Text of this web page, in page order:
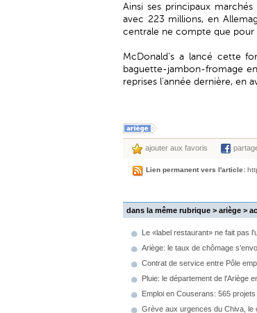
Ainsi ses principaux
avec 223 millions, en
centrale ne compte que pour
McDonald's a lancé cette
baguette-jambon-fromage
reprises l'année dernière, en
ajouter aux favoris
Lien permanent vers l'article:
dans la même rubrique > ariège >
Le «label restaurant» ne fait pas
Ariège: le taux de chômage
Contrat de service entre Pôle
Pluie: le département de l'Ariège
Emploi en Couserans: 565
Grève aux urgences du Chiva, le